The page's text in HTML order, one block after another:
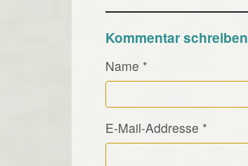
Kommentar schreiben
Name *
E-Mail-Addresse *